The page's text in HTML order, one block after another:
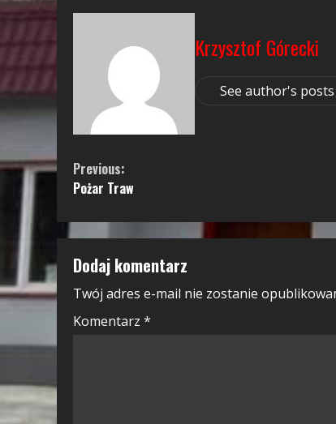
Krzysztof Górecki
See author's posts
Continue
Reading
Previous:
Pożar Traw
Dodaj komentarz
Twój adres e-mail nie zostanie
Komentarz *